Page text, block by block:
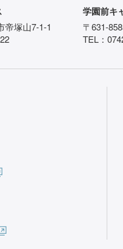
帝塚山7-1-1
学園前キ
〒631-
TEL：